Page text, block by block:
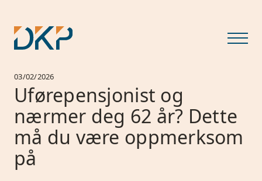
03/02/2026
Uførepensjonist og
nærmer deg 62 år? Dette
må du være oppmerksom
på